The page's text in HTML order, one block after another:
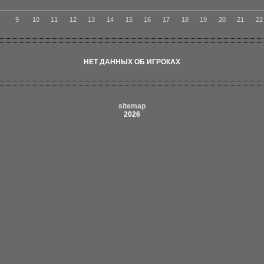
9 10 11 12 13 14 15 16 17 18 19 20 21 22
НЕТ ДАННЫХ ОБ ИГРОКАХ
sitemap
2026